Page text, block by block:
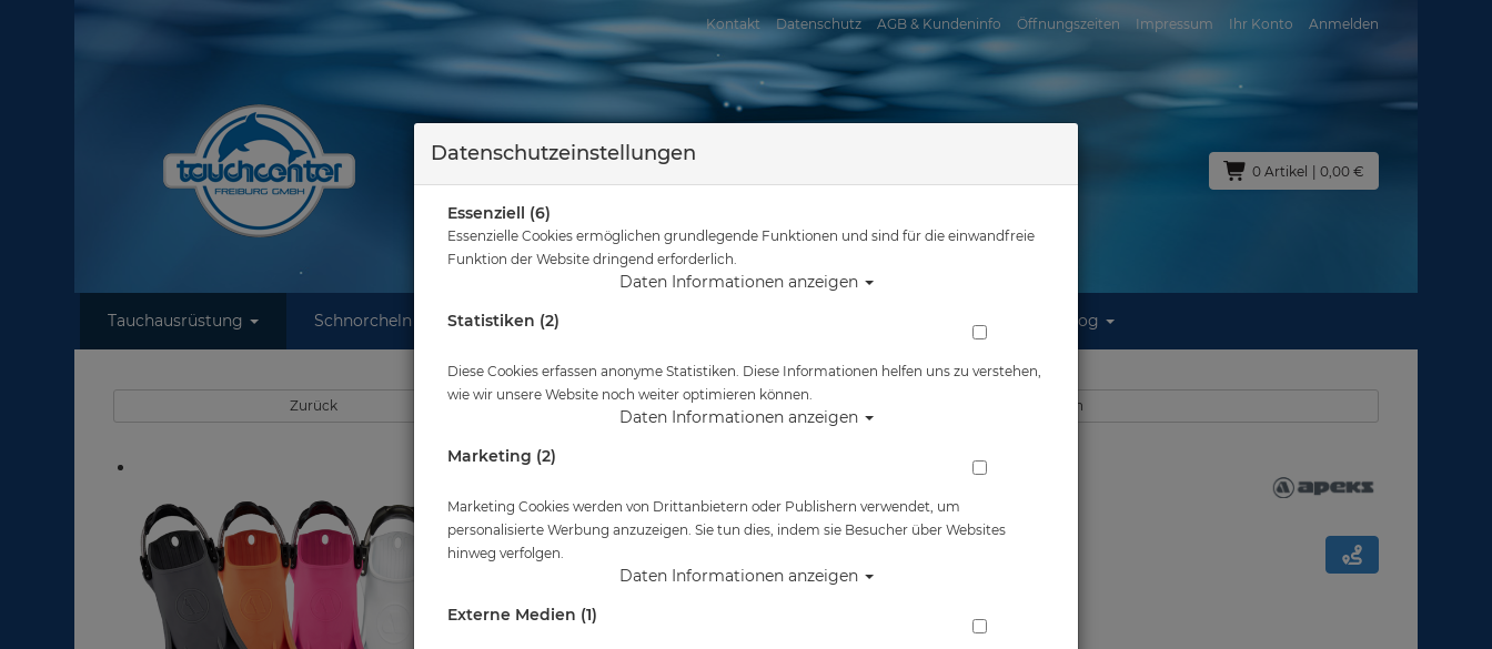
Kontakt Datenschutz AGB & Kundeninfo Öffnungszeiten Impressum Ihr Konto Anmelden
0 Artikel | 0,00 €
Tauchausrüstung Schnorcheln Wassersport Reisen Blog
Sie sind hier Tauchausrüstung Apeks Geräteflosse - RK3 Fin
Zurück Alle Artikel zeigen aus: Geräteflossen
Apeks Geräteflosse - RK3 Fin
Artikelnr.: apk-FA2480master
Herstellerpreis: 179,00 €
Datenschutzeinstellungen
Essenziell (6)
Essenzielle Cookies ermöglichen grundlegende Funktionen und sind für die einwandfreie
Funktion der Website dringend erforderlich.
Daten Informationen anzeigen
Statistiken (2)
Diese Cookies erfassen anonyme Statistiken. Diese Informationen helfen uns zu verstehen,
wie wir unsere Website noch weiter optimieren können.
Daten Informationen anzeigen
Marketing (2)
Marketing Cookies werden von Drittanbietern oder Publishern verwendet, um
personalisierte Werbung anzuzeigen. Sie tun dies, indem sie Besucher über Websites
hinweg verfolgen.
Daten Informationen anzeigen
Externe Medien (1)